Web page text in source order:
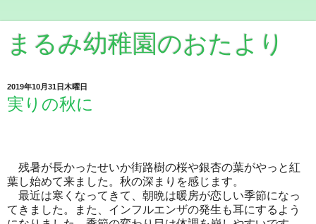
まるみ幼稚園のおたより
2019年10月31日木曜日
実りの秋に
残暑が長かったせいか街路樹の桜や銀杏の葉がやっと紅
葉し始めて来ました。秋の深まりを感じます。
最近は寒くなってきて、朝晩は暖房が恋しい季節になっ
てきました。また、インフルエンザの発生も耳にするよう